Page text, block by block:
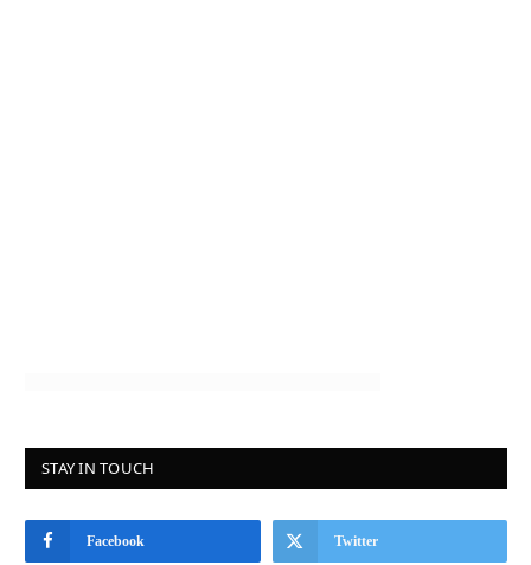
STAY IN TOUCH
Facebook Twitter